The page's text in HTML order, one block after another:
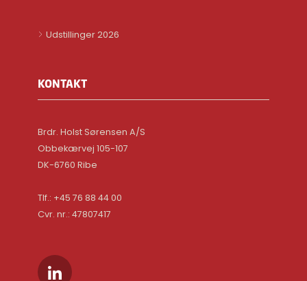
Udstillinger 2026
KONTAKT
Brdr. Holst Sørensen A/S
Obbekærvej 105-107
DK-6760 Ribe
Tlf.: +45 76 88 44 00
Cvr. nr.: 47807417